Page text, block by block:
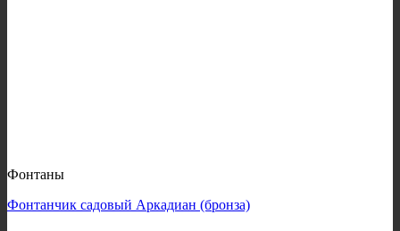
Фонтаны
Фонтанчик садовый Аркадиан (бронза)